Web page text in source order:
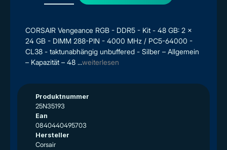
CORSAIR Vengeance RGB - DDR5 - Kit - 48 GB: 2 x
24 GB - DIMM 288-PIN - 4000 MHz / PC5-64000 -
CL38 - taktunabhängig unbuffered - Silber – Allgemein
– Kapazität – 48 ...weiterlesen
Produktnummer
25N35193
Ean
0840440495703
Hersteller
Corsair